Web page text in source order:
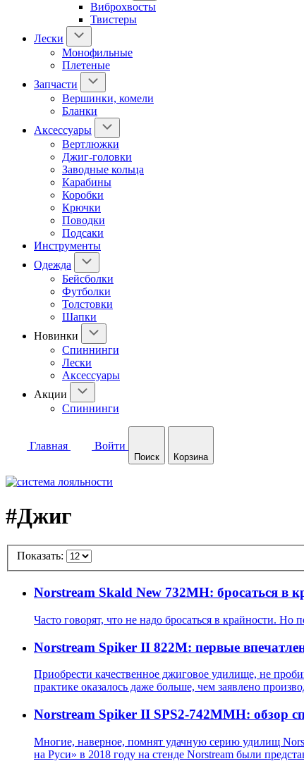
Виброхвосты
Твистеры
Лески
Монофильные
Плетеные
Запчасти
Вершинки, комели
Бланки
Аксессуары
Вертлюжки
Джиг-головки
Заводные кольца
Карабины
Коробки
Крючки
Поводки
Подсаки
Инструменты
Одежда
Бейсболки
Футболки
Толстовки
Шапки
Новинки
Спиннинги
Лески
Аксессуары
Акции
Спиннинги
Главная Войти
Поиск Корзина
#Джиг
Показать:
Norstream Skald New 732MH: бросаться в
Часто говорят, что не надо бросаться в крайности.
Norstream Spiker II 822M: первые
Приобрести качественное джиговое удилище, не
практике оказалось даже больше, чем заявлено
Norstream Spiker II SPS2-742MMH: обзор
Многие, наверное, помнят удачную серию удилищ
на Руси» в 2018 году на стенде Norstream были